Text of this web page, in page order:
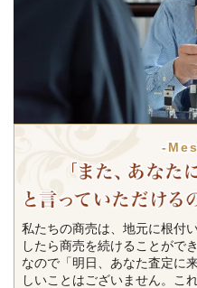
-
私たちの商売は、地元に根付
したら商売を続けることがで
なので「明日、あなた査定に
しいことはございません。こ